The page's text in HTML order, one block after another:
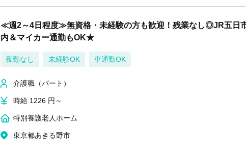
≪週2～4日程度≫無資格・未経験の方も歓迎！残業なし◎JR五日
内＆マイカー通勤もOK★
夜勤なし 未経験OK 車通勤OK
介護職（パート）
時給 1226 円～
特別養護老人ホーム
東京都あきる野市